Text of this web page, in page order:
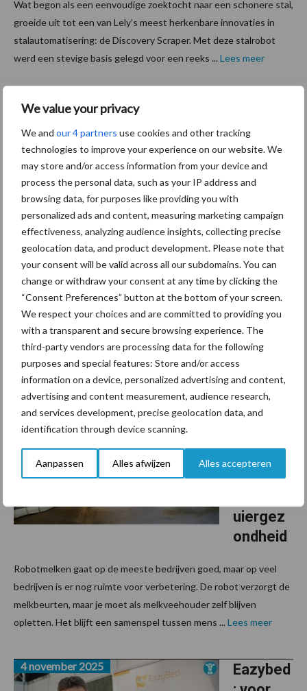
We value your privacy
We and our 4 partners use cookies and other tracking
technologies to improve your experience on our website. We
may store and/or access information from your device and
process the personal data, such as your IP address and
browsing data, for purposes like providing you with
personalized ads and content, measuring marketing campaign
effectiveness, analyzing audience insights, collecting precise
geolocation data, and product development. Please note that
your consent will be valid across all our subdomains. You can
change or withdraw your consent at any time by clicking the
“Consent Preferences” button at the bottom of your screen.
We respect your choices and are committed to providing you
with a transparent and secure browsing experience. The
third-party vendors are processing data for the following
purposes and special features: Store and/or access
information on a device, personalized advertising and content,
advertising and content measurement, audience research,
and services development, precise geolocation data, and
identification through device scanning.
Aanpassen Alles afwijzen Alles accepteren
Wat begon als een eenvoudige zoektocht naar een schonere stal,
groeide uit tot een van Lely’s meest herkenbare innovaties in
stalautomatisering: de Discovery Scraper. Met deze stalrobot
werd een stevige basis gelegd voor een reeks ... Lees meer
sies met
16
procent
ondersc
hat door
huidig
CO2-
rekenmodel
20 november 2025
Veelgebruikt rekenmodel CIGR onderschat de CO2-productie
van melkkoeien met gemiddeld 16 procent. Dat blijkt uit
onderzoek van Wageningen University & Research (WUR) waarin
het model werd gevalideerd (gecontroleerd). Deze ...Lees meer
Samen
de
over
robotme
uiergez
ondheid
11 november 2025
Robotmelken gaat op de meeste bedrijven goed, maar op veel
bedrijven is er nog ruimte voor verbetering. De robot verzorgt de
melkbeurten, maar je moet als melkveehouder zelf blijven
opletten. Het blijft een samenspel tussen mens ... Lees meer
Eazybed
4 november 2025